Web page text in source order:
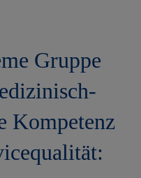
Gruppe
Kompetenz